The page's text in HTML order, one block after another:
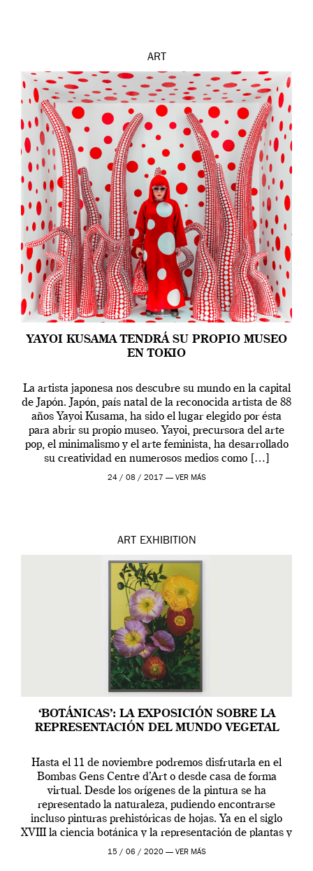
ART
YAYOI KUSAMA TENDRÁ SU PROPIO MUSEO
EN TOKIO
La artista japonesa nos descubre su mundo en la capital
de Japón. Japón, país natal de la reconocida artista de 88
años Yayoi Kusama, ha sido el lugar elegido por ésta
para abrir su propio museo. Yayoi, precursora del arte
pop, el minimalismo y el arte feminista, ha desarrollado
su creatividad en numerosos medios como […]
24 / 08 / 2017 — VER MÁS
ART EXHIBITION
‘BOTÁNICAS’: LA EXPOSICIÓN SOBRE LA
REPRESENTACIÓN DEL MUNDO VEGETAL
Hasta el 11 de noviembre podremos disfrutarla en el
Bombas Gens Centre d’Art o desde casa de forma
virtual. Desde los orígenes de la pintura se ha
representado la naturaleza, pudiendo encontrarse
incluso pinturas prehistóricas de hojas. Ya en el siglo
XVIII la ciencia botánica y la representación de plantas y
flores se había extendido […]
15 / 06 / 2020 — VER MÁS